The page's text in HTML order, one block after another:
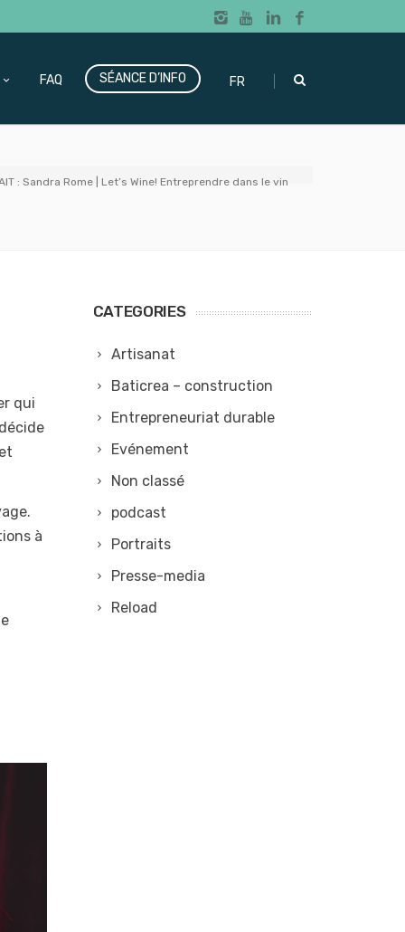
FAQ SÉANCE D’INFO FR |
: Sandra Rome | Let’s Wine! Entreprendre dans le vin
qui
à
CATEGORIES
Artisanat
Baticrea – construction
Entrepreneuriat durable
Evénement
Non classé
podcast
Portraits
Presse-media
Reload